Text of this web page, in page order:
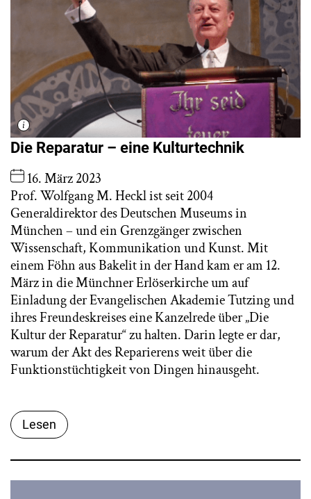
Die Reparatur – eine Kulturtechnik
16. März 2023
Prof. Wolfgang M. Heckl ist seit 2004
Generaldirektor des Deutschen Museums in
München – und ein Grenzgänger zwischen
Wissenschaft, Kommunikation und Kunst. Mit
einem Föhn aus Bakelit in der Hand kam er am 12.
März in die Münchner Erlöserkirche um auf
Einladung der Evangelischen Akademie Tutzing und
ihres Freundeskreises eine Kanzelrede über „Die
Kultur der Reparatur“ zu halten. Darin legte er dar,
warum der Akt des Reparierens weit über die
Funktionstüchtigkeit von Dingen hinausgeht.
Lesen